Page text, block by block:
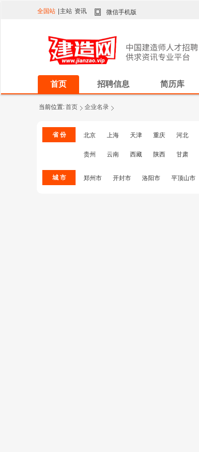
全国站 主站 资讯 微信手机版
首页 招聘信息 简历库
当前位置:首页 企业名录
省 份 北京 上海 天津 重庆 河北
贵州 云南 西藏 陕西 甘肃
城 市 郑州市 开封市 洛阳市 平顶山市